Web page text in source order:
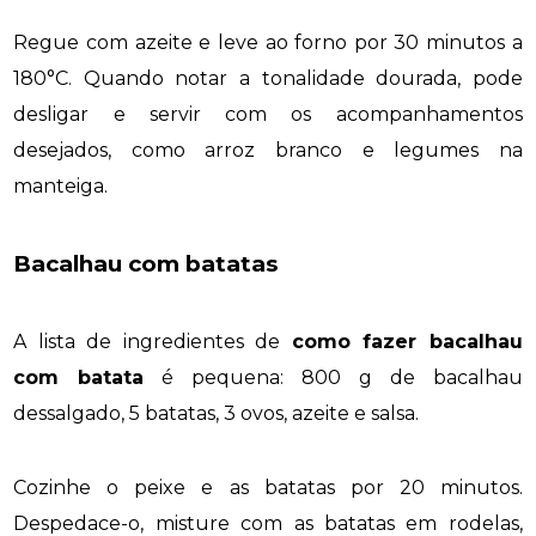
Regue com azeite e leve ao forno por 30 minutos a
180°C. Quando notar a tonalidade dourada, pode
desligar e servir com os acompanhamentos
desejados, como arroz branco e legumes na
manteiga.
Bacalhau com batatas
A lista de ingredientes de como fazer bacalhau
com batata é pequena: 800 g de bacalhau
dessalgado, 5 batatas, 3 ovos, azeite e salsa.
Cozinhe o peixe e as batatas por 20 minutos.
Despedace-o, misture com as batatas em rodelas,